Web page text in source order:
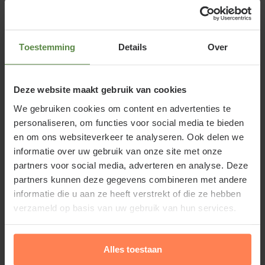
Toestemming Details Over
Deze website maakt gebruik van cookies
We gebruiken cookies om content en advertenties te
personaliseren, om functies voor social media te bieden
en om ons websiteverkeer te analyseren. Ook delen we
informatie over uw gebruik van onze site met onze
partners voor social media, adverteren en analyse. Deze
partners kunnen deze gegevens combineren met andere
informatie die u aan ze heeft verstrekt of die ze hebben
verzameld op basis van uw gebruik van hun services.
Alles toestaan
Bekijk product
Elaeagnus ebbingei - XL+
Bloeitijd:
Augustus - September
Groenblijvend:
€89,95
Physocarpus opulifolius 'Lady in
Red' - XL+